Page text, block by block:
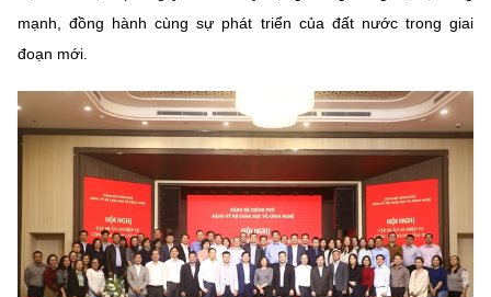
mạnh, đồng hành cùng sự phát triển của đất nước trong giai
đoạn mới.